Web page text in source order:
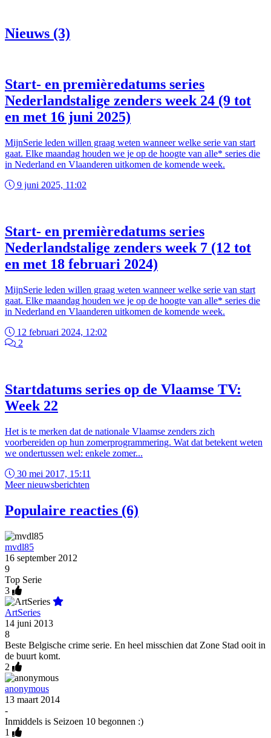
Nieuws (3)
Start- en premièredatums series
Nederlandstalige zenders week 24 (9 tot
en met 16 juni 2025)
MijnSerie leden willen graag weten wanneer welke serie van start
gaat. Elke maandag houden we je op de hoogte van alle* series die
in Nederland en Vlaanderen uitkomen de komende week.
9 juni 2025, 11:02
Start- en premièredatums series
Nederlandstalige zenders week 7 (12 tot
en met 18 februari 2024)
MijnSerie leden willen graag weten wanneer welke serie van start
gaat. Elke maandag houden we je op de hoogte van alle* series die
in Nederland en Vlaanderen uitkomen de komende week.
12 februari 2024, 12:02
2
Startdatums series op de Vlaamse TV:
Week 22
Het is te merken dat de nationale Vlaamse zenders zich
voorbereiden op hun zomerprogrammering. Wat dat betekent weten
we ondertussen wel: enkele zomer...
30 mei 2017, 15:11
Meer nieuwsberichten
Populaire reacties (6)
mvdl85
16 september 2012
9
Top Serie
3
ArtSeries
14 juni 2013
8
Beste Belgische crime serie. En heel misschien dat Zone Stad ooit in
de buurt komt.
2
anonymous
13 maart 2014
-
Inmiddels is Seizoen 10 begonnen :)
1